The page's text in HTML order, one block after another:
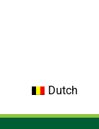
Dutch